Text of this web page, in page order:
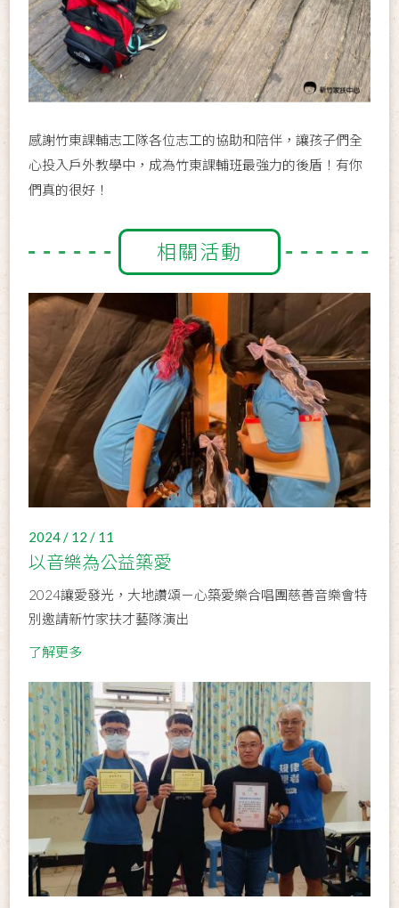
感謝竹東課輔志工隊各位志工的協助和陪伴，讓孩子們全
心投入戶外教學中，成為竹東課輔班最強力的後盾！有你
們真的很好！
相關活動
2024 / 12 / 11
以音樂為公益築愛
2024讓愛發光，大地讚頌－心築愛樂合唱團慈善音樂會特
別邀請新竹家扶才藝隊演出
了解更多